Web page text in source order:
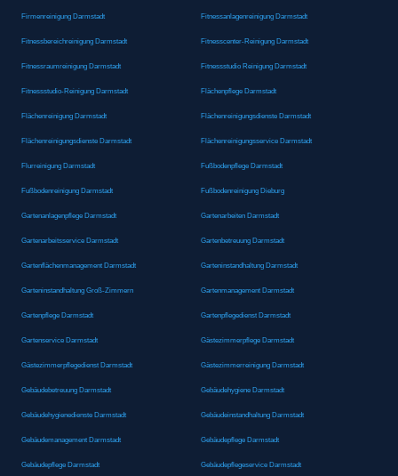
Firmenreinigung Darmstadt Fitnessanlagenreinigung Darmstadt
Fitnessbereichreinigung Darmstadt Fitnesscenter-Reinigung Darmstadt
Fitnessraumreinigung Darmstadt Fitnessstudio Reinigung Darmstadt
Fitnessstudio-Reinigung Darmstadt Flächenpflege Darmstadt
Flächenreinigung Darmstadt Flächenreinigungsdienste Darmstadt
Flächenreinigungsdienste Darmstadt Flächenreinigungsservice Darmstadt
Flurreinigung Darmstadt Fußbodenpflege Darmstadt
Fußbodenreinigung Darmstadt Fußbodenreinigung Dieburg
Gartenanlagenpflege Darmstadt Gartenarbeiten Darmstadt
Gartenarbeitsservice Darmstadt Gartenbetreuung Darmstadt
Gartenflächenmanagement Darmstadt Garteninstandhaltung Darmstadt
Garteninstandhaltung Groß-Zimmern Gartenmanagement Darmstadt
Gartenpflege Darmstadt Gartenpflegedienst Darmstadt
Gartenservice Darmstadt Gästezimmerpflege Darmstadt
Gästezimmerpflegedienst Darmstadt Gästezimmerreinigung Darmstadt
Gebäudebetreuung Darmstadt Gebäudehygiene Darmstadt
Gebäudehygienedienste Darmstadt Gebäudeinstandhaltung Darmstadt
Gebäudemanagement Darmstadt Gebäudepflege Darmstadt
Gebäudepflege Darmstadt Gebäudepflegeservice Darmstadt